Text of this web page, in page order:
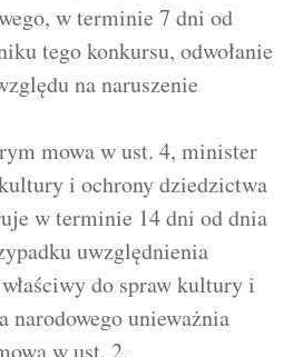
w terminie 7 dni od
tego konkursu, odwołanie
na naruszenie
mowa w ust. 4, minister
i ochrony dziedzictwa
w terminie 14 dni od dnia
uwzględnienia
do spraw kultury i
narodowego unieważnia
w ust. 2.